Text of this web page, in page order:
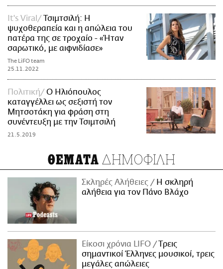
It's Viral
Τσιμτσιλή: Η
ψυχοθεραπεία και η απώλεια του
πατέρα της σε τροχαίο - «Ήταν
σαρωτικό, με αιφνιδίασε»
The LiFO team
25.11.2022
Πολιτική
Ο Ηλιόπουλος
καταγγέλλει ως σεξιστή τον
Μητσοτάκη για φράση στη
συνέντευξη με την Τσιμτσιλή
21.5.2019
ΘΕΜΑΤΑ ΔΗΜΟΦΙΛΗ
Σκληρές Αλήθειες
H σκληρή
αλήθεια για τον Πάνο Βλάχο
Είκοσι χρόνια LIFO
Tρεις
σημαντικοί Έλληνες μουσικοί, τρεις
μεγάλες απώλειες